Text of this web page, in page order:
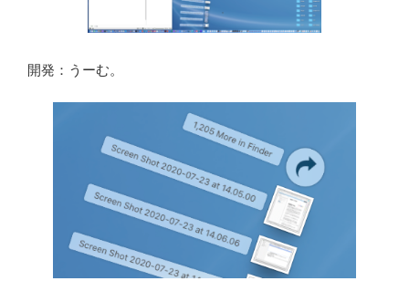
開発：うーむ。